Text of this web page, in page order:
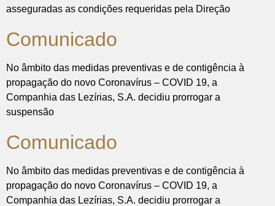
asseguradas as condições requeridas pela Direção
Comunicado
No âmbito das medidas preventivas e de contigência à
propagação do novo Coronavírus – COVID 19, a
Companhia das Lezírias, S.A. decidiu prorrogar a
suspensão
Comunicado
No âmbito das medidas preventivas e de contigência à
propagação do novo Coronavírus – COVID 19, a
Companhia das Lezírias, S.A. decidiu prorrogar a